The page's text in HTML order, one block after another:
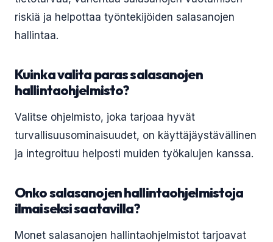
riskiä ja helpottaa työntekijöiden salasanojen
hallintaa.
Kuinka valita paras salasanojen
hallintaohjelmisto?
Valitse ohjelmisto, joka tarjoaa hyvät
turvallisuusominaisuudet, on käyttäjäystävällinen
ja integroituu helposti muiden työkalujen kanssa.
Onko salasanojen hallintaohjelmistoja
ilmaiseksi saatavilla?
Monet salasanojen hallintaohjelmistot tarjoavat